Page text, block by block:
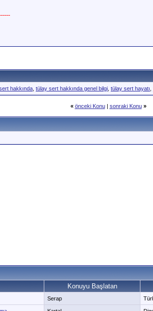
hakkında tülay sert hakkında genel bilgi tülay sert hayatı
« önceki Konu| sonraki Konu »
Konuyu Başlatan
Serap